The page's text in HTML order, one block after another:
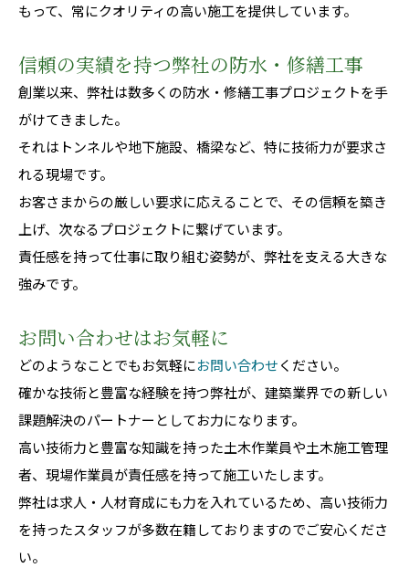
もって、常にクオリティの高い施工を提供しています。
信頼の実績を持つ弊社の防水・修繕工事
創業以来、弊社は数多くの防水・修繕工事プロジェクトを手
がけてきました。
それはトンネルや地下施設、橋梁など、特に技術力が要求さ
れる現場です。
お客さまからの厳しい要求に応えることで、その信頼を築き
上げ、次なるプロジェクトに繋げています。
責任感を持って仕事に取り組む姿勢が、弊社を支える大きな
強みです。
お問い合わせはお気軽に
どのようなことでもお気軽にお問い合わせください。
確かな技術と豊富な経験を持つ弊社が、建築業界での新しい
課題解決のパートナーとしてお力になります。
高い技術力と豊富な知識を持った土木作業員や土木施工管理
者、現場作業員が責任感を持って施工いたします。
弊社は求人・人材育成にも力を入れているため、高い技術力
を持ったスタッフが多数在籍しておりますのでご安心くださ
い。